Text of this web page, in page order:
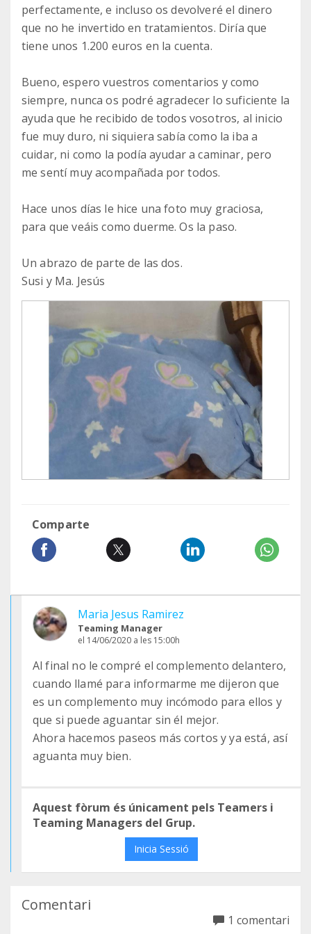
perfectamente, e incluso os devolveré el dinero
que no he invertido en tratamientos. Diría que
tiene unos 1.200 euros en la cuenta.
Bueno, espero vuestros comentarios y como
siempre, nunca os podré agradecer lo suficiente la
ayuda que he recibido de todos vosotros, al inicio
fue muy duro, ni siquiera sabía como la iba a
cuidar, ni como la podía ayudar a caminar, pero
me sentí muy acompañada por todos.
Hace unos días le hice una foto muy graciosa,
para que veáis como duerme. Os la paso.
Un abrazo de parte de las dos.
Susi y Ma. Jesús
Comparte
Maria Jesus Ramirez
Teaming Manager
el 14/06/2020 a les 15:00h
Al final no le compré el complemento delantero,
cuando llamé para informarme me dijeron que
es un complemento muy incómodo para ellos y
que si puede aguantar sin él mejor.
Ahora hacemos paseos más cortos y ya está, así
aguanta muy bien.
Aquest fòrum és únicament pels Teamers i
Teaming Managers del Grup.
Inicia Sessió
Comentari
1 comentari